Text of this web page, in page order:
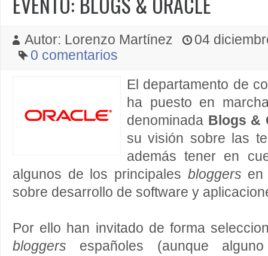
Autor: Lorenzo Martínez
04
0 comentarios
El departamento de
ha puesto en
denominada Blogs &
su visión sobre las
además tener en
algunos de los principales bloggers en
sobre desarrollo de software y
Por ello han invitado de forma
bloggers españoles (aunque